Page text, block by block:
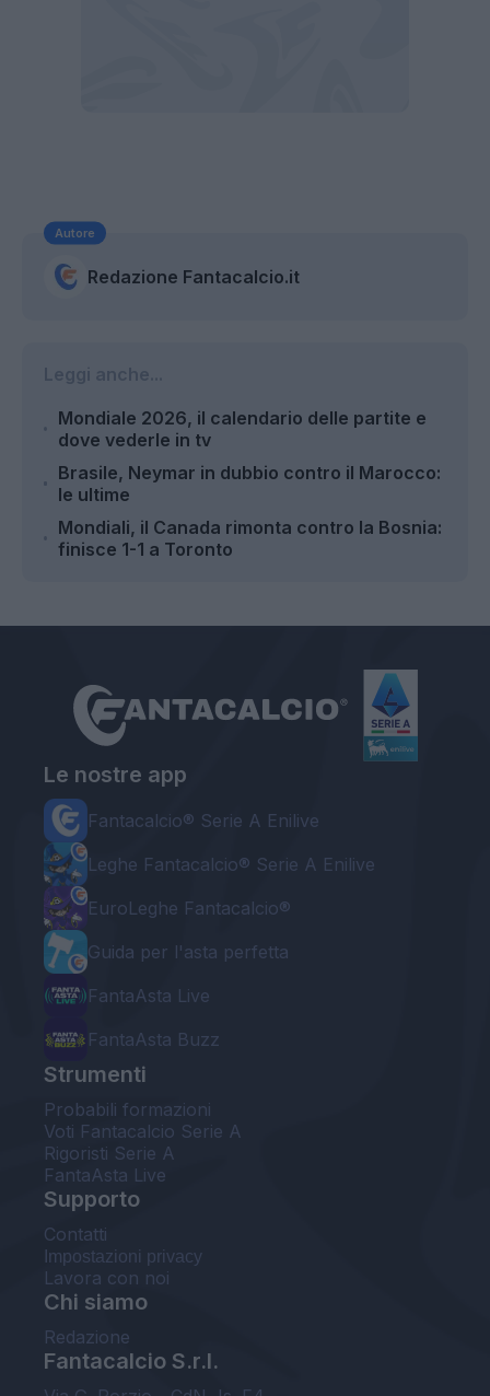
Autore
Redazione Fantacalcio.it
Mondiale 2026, il calendario delle partite e
dove vederle in tv
Brasile, Neymar in dubbio contro il Marocco:
le ultime
Mondiali, il Canada rimonta contro la Bosnia:
finisce 1-1 a Toronto
Le nostre app
Fantacalcio® Serie A Enilive
Leghe Fantacalcio® Serie A Enilive
EuroLeghe Fantacalcio®
Guida per l'asta perfetta
FantaAsta Live
FantaAsta Buzz
Strumenti
Probabili formazioni
Voti Fantacalcio Serie A
Rigoristi Serie A
FantaAsta Live
Supporto
Contatti
Impostazioni privacy
Lavora con noi
Chi siamo
Redazione
Fantacalcio S.r.l.